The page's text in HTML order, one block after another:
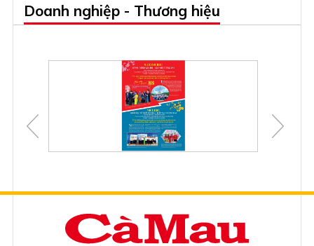
Doanh nghiệp - Thương hiệu